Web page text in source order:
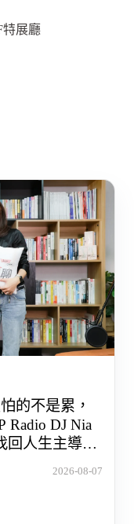
特展廳
的不是累，
DJ Nia
回人生主導權
2026-08-07